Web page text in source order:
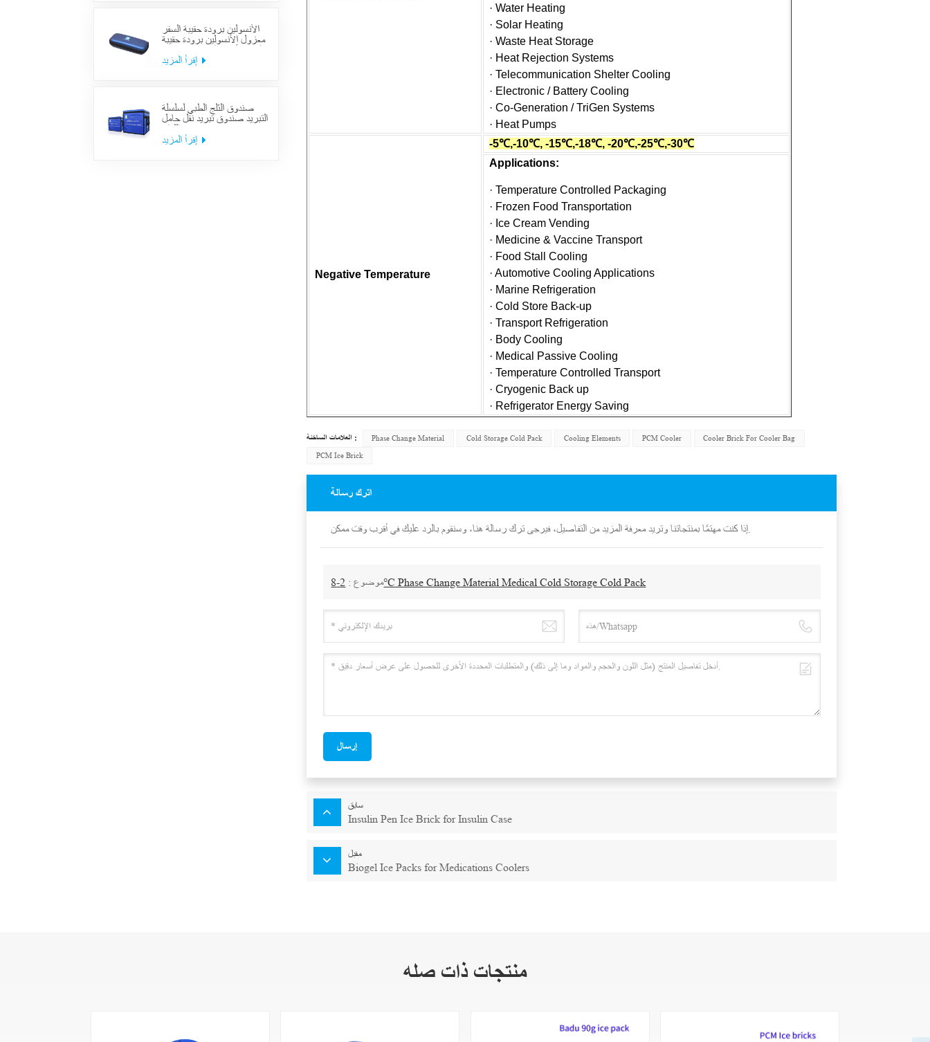
الأنسولين برودة حقيبة السفر
معزول الأنسولين برودة حقيبة
السفر لأدوية السكري بارد مع
حزم هلام إقرأ المزيد
صندوق الثلج الطبي لسلسلة
التبريد صندوق تبريد نقل حامل
اللقاح
إقرأ المزيد
· Water Heating
· Solar Heating
· Waste Heat Storage
· Heat Rejection Systems
· Telecommunication Shelter Cooling
· Electronic / Battery Cooling
· Co-Generation / TriGen Systems
· Heat Pumps
Negative Temperature
-5℃,-10℃, -15℃,-18℃, -20℃,-25℃,-30℃
Applications:
· Temperature Controlled Packaging
· Frozen Food Transportation
· Ice Cream Vending
· Medicine & Vaccine Transport
· Food Stall Cooling
· Automotive Cooling Applications
· Marine Refrigeration
· Cold Store Back-up
· Transport Refrigeration
· Body Cooling
· Medical Passive Cooling
· Temperature Controlled Transport
· Cryogenic Back up
· Refrigerator Energy Saving
العلامات الساخنة : Phase Change Material Cold Storage Cold Pack Cooling Elements PCM Cooler
Cooler Brick For Cooler Bag
PCM Ice Brick
اترك رسالة
إذا كنت مهتمًا بمنتجاتنا وتريد معرفة المزيد من التفاصيل، فيرجى ترك رسالة هنا، وسنقوم بالرد عليك في أقرب وقت ممكن.
موضوع :2-8°C Phase Change Material Medical Cold Storage Cold Pack
إرسال
سابق
Insulin Pen Ice Brick for Insulin Case
مقبل
Biogel Ice Packs for Medications Coolers
منتجات ذات صله